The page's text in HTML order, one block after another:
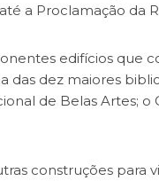
a Proclamação da
edifícios que
das dez maiores
de Belas Artes;
construções para